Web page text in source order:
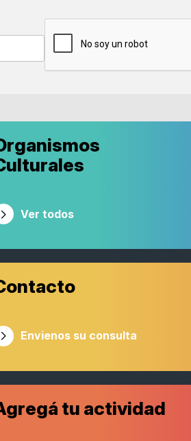
Ver todos
Envienos su consulta
tu actividad